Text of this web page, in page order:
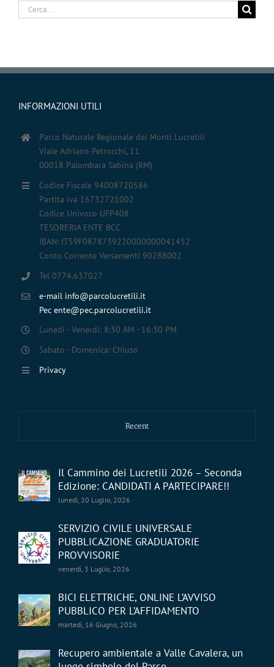
Cerca
INFORMAZIONI UTILI
Parco Naturale Regionale dei Monti Lucretili
Viale Adriano Petrocchi, 11
00018 Palombara Sabina (RM)
Codice Fiscale 94008720586
Partita iva 16732721002
Codice Univoco UFP408
TESORERIA ENTE BCC
IBAN: IT59F0878739220000000041452
Conto Corrente Versamenti 90288002
Tel 0774.637027
e-mail info@parcolucretili.it
Pec ente@pec.parcolucretili.it
Lunedì - Venerdì: 8:30 AM - 16:30 PM
Sabato - Domenica: Chiuso
Privacy
Recent
Il Cammino dei Lucretili 2026 – Seconda
Edizione: CANDIDATI A PARTECIPARE!!
lunedì, 20 Luglio, 2026
SERVIZIO CIVILE UNIVERSALE
PUBBLICAZIONE GRADUATORIE
PROVVISORIE
venerdì, 3 Luglio, 2026
BICI ELETTRICHE, ONLINE L’AVVISO
PUBBLICO PER L’AFFIDAMENTO
martedì, 16 Giugno, 2026
Recupero ambientale a Valle Cavalera, un